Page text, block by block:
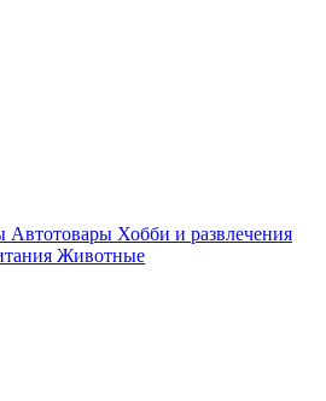
Автотовары Хобби и развлечения
Животные